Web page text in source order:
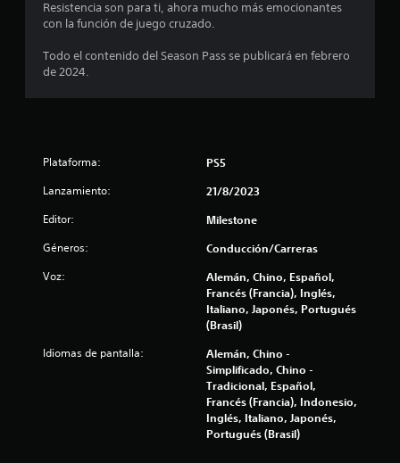
n
t
a
e
Resistencia son para ti, ahora mucho más emocionantes
con la función de juego cruzado.
Todo el contenido del Season Pass se publicará en febrero
de 2024.
Plataforma: PS5
Lanzamiento: 21/8/2023
Editor: Milestone
Géneros: Conducción/Carreras
Voz:
Alemán, Chino, Español,
Francés (Francia), Inglés,
Italiano, Japonés, Portugués
(Brasil)
Idiomas de pantalla:
Alemán, Chino -
Simplificado, Chino -
Tradicional, Español,
Francés (Francia), Indonesio,
Inglés, Italiano, Japonés,
Portugués (Brasil)